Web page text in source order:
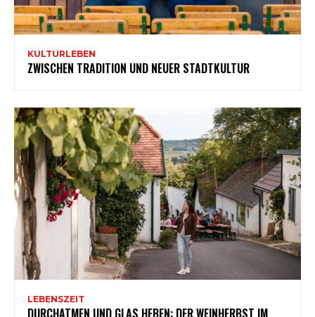
KULTURLEBEN
ZWISCHEN TRADITION UND NEUER STADTKULTUR
LEBENSZEIT
DURCHATMEN UND GLAS HEBEN: DER WEINHERBST IM